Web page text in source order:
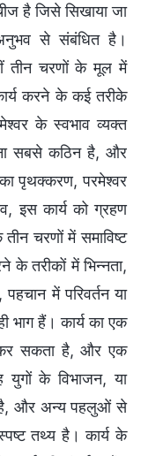
है जिसे सिखाया जा
से संबंधित है।
तीन चरणों के मूल में
करने के कई तरीके
के स्वभाव व्यक्त
सबसे कठिन है, और
पृथक्करण, परमेश्वर
इस कार्य को ग्रहण
चरणों में समाविष्ट
के तरीकों में भिन्नता,
में परिवर्तन या
भाग हैं। कार्य का एक
कर सकता है, और एक
युगों के विभाजन, या
है, और अन्य पहलुओं से
तथ्य है। कार्य के